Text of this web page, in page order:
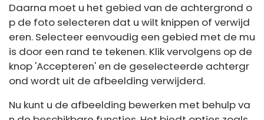
Daarna moet u het gebied van de achtergrond o
p de foto selecteren dat u wilt knippen of verwijd
eren. Selecteer eenvoudig een gebied met de mu
is door een rand te tekenen. Klik vervolgens op de
knop 'Accepteren' en de geselecteerde achtergr
ond wordt uit de afbeelding verwijderd.
Nu kunt u de afbeelding bewerken met behulp va